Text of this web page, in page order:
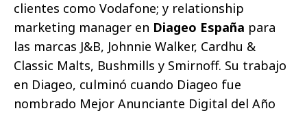
clientes como Vodafone; y relationship
marketing manager en Diageo España para
las marcas J&B, Johnnie Walker, Cardhu &
Classic Malts, Bushmills y Smirnoff. Su trabajo
en Diageo, culminó cuando Diageo fue
nombrado Mejor Anunciante Digital del Año